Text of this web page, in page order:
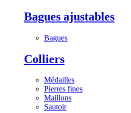
Bagues ajustables
Bagues
Colliers
Médailles
Pierres fines
Maillons
Sautoir